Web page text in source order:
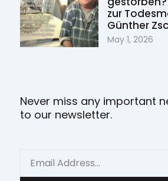
zur
Günther
May 1, 2026
Never miss any important
to our newsletter.